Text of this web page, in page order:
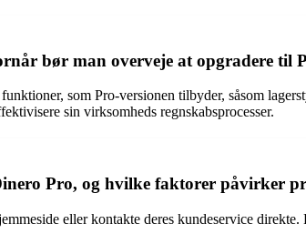
bør man overveje at opgradere til
som Pro-versionen tilbyder, såsom
sin virksomheds regnskabsprocesser.
Pro, og hvilke faktorer påvirker
eller kontakte deres kundeservice